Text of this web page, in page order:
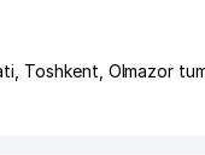
Toshkent Olmazor